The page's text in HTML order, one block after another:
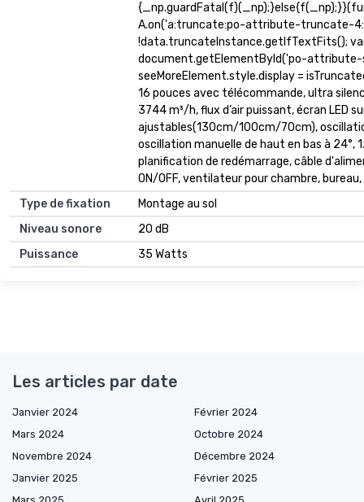
A.on('a:truncate:po-attribute-truncate-
!data.truncateInstance.getIfTextFits();
document.getElementById('po-
seeMoreElement.style.display =
16 pouces avec télécommande, ultra
3744 m³/h, flux d’air puissant, écran LED
ajustables(130cm/100cm/70cm),
oscillation manuelle de haut en bas à 24°,
planification de redémarrage, câble
ON/OFF, ventilateur pour chambre,
Type de fixation
Montage au sol
Niveau sonore
20 dB
Puissance
35 Watts
Les articles par date
Janvier 2024
Février 2024
Mars 2024
Octobre 2024
Novembre 2024
Décembre 2024
Janvier 2025
Février 2025